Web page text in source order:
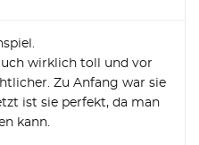
wirklich toll und vor
Zu Anfang war sie
ist sie perfekt, da man
kann.